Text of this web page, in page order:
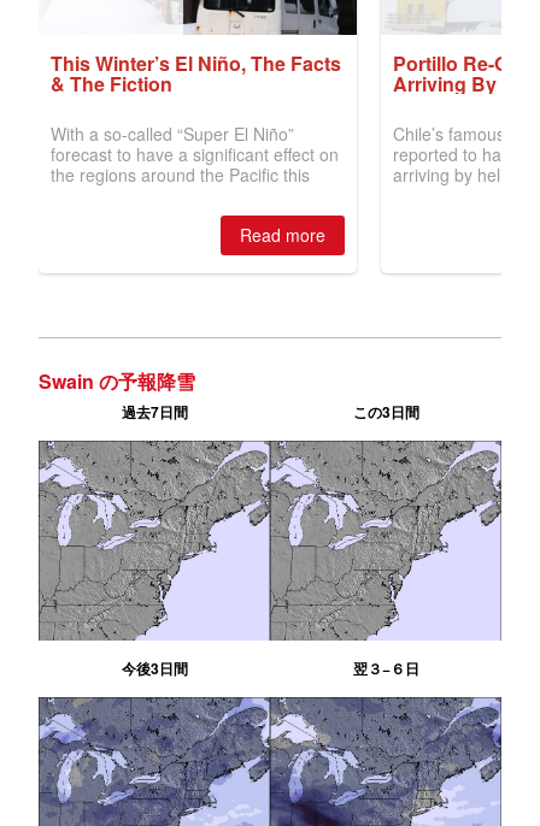
Swain の予報降雪
過去7日間 この3日間
今後3日間 翌３−６日